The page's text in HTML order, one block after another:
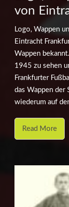
von
Logo, Wappen
Eintracht
Wappen
1945 zu sehen
Frankfurter
das Wappen der
wiederum auf
Read More